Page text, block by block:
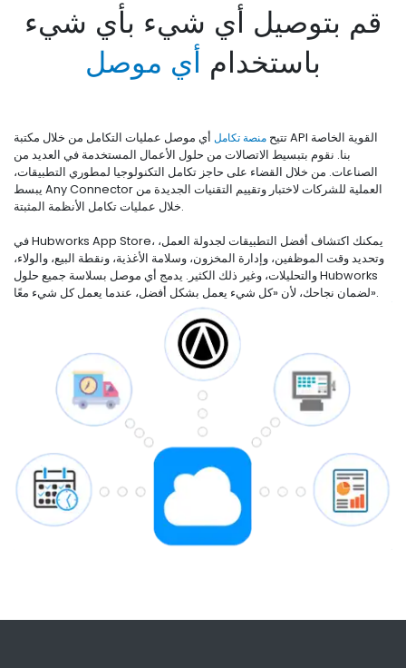
قم بتوصيل أي شيء بأي شيء
باستخدام أي موصل
تتيح منصة تكامل أي موصل عمليات التكامل من خلال مكتبة API القوية الخاصة
بنا. نقوم بتبسيط الاتصالات من حلول الأعمال المستخدمة في العديد من
الصناعات. من خلال القضاء على حاجز تكامل التكنولوجيا لمطوري التطبيقات،
يبسط Any Connector العملية للشركات لاختبار وتقييم التقنيات الجديدة من
خلال عمليات تكامل الأنظمة المثبتة.
في Hubworks App Store، يمكنك اكتشاف أفضل التطبيقات لجدولة العمل،
وتحديد وقت الموظفين، وإدارة المخزون، وسلامة الأغذية، ونقطة البيع، والولاء،
والتحليلات، وغير ذلك الكثير. يدمج أي موصل بسلاسة جميع حلول Hubworks
لضمان نجاحك، لأن «كل شيء يعمل بشكل أفضل، عندما يعمل كل شيء معًا».